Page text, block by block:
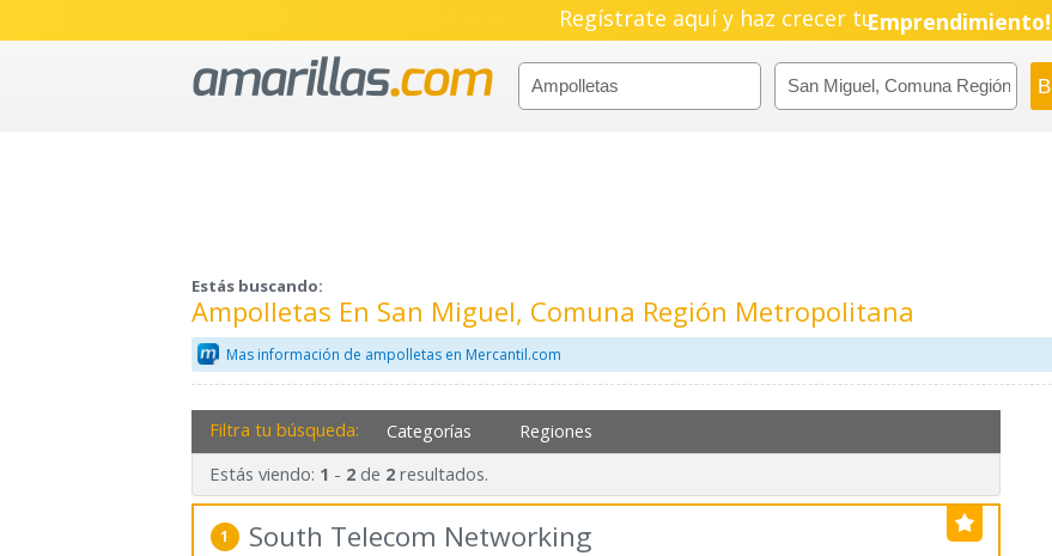
Regístrate aquí y haz crecer tuPyme!
Emprendimiento!
Estás buscando:
Ampolletas En San Miguel, Comuna Región Metropolitana
Mas información de ampolletas en Mercantil.com
Filtra tu búsqueda: Categorías Regiones
Estás viendo: 1 - 2de 2resultados.
1 South Telecom Networking